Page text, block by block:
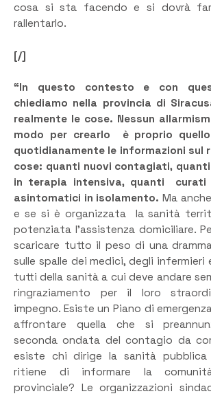
cosa si sta facendo e si dovrà
rallentarlo.
[/]
“In questo contesto e con
chiediamo nella provincia di
realmente le cose. Nessun
modo per crearlo è proprio
quotidianamente le informazioni sul
cose: quanti nuovi contagiati,
in terapia intensiva, quanti curati
asintomatici in isolamento. Ma
e se si è organizzata la sanità
potenziata l’assistenza domiciliare.
scaricare tutto il peso di una
sulle spalle dei medici, degli
tutti della sanità a cui deve andare
ringraziamento per il loro
impegno. Esiste un Piano di
affrontare quella che si
seconda ondata del contagio da
esiste chi dirige la sanità pubblica
ritiene di informare la
provinciale? Le organizzazioni